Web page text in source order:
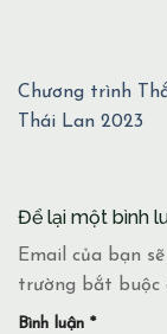
Chương trình
Thái Lan 2023
Để lại một bình
Email của bạn
trường bắt buộc
Bình luận *